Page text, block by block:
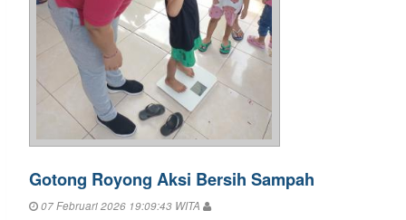
Gotong Royong Aksi Bersih Sampah
07 Februari 2026 19:09:43 WITA